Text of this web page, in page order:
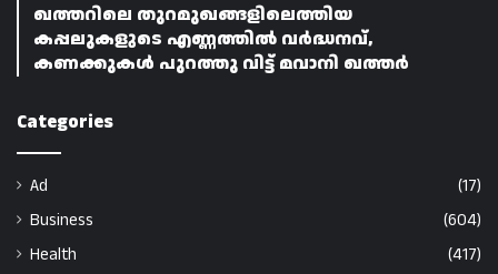
ഖത്തറിലെ തുറമുഖങ്ങളിലെത്തിയ
കപ്പലുകളുടെ എണ്ണത്തിൽ വർദ്ധനവ്,
കണക്കുകൾ പുറത്തു വിട്ട് മവാനി ഖത്തർ
Categories
Ad
(17)
Business
(604)
Health
(417)